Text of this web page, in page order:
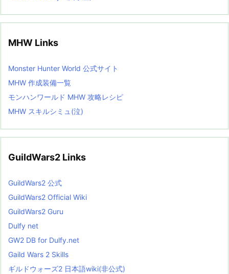
MHW Links
Monster Hunter World 公式サイト
MHW 作成装備一覧
モンハンワールド MHW 攻略レシピ
MHW スキルシミュ(泣)
GuildWars2 Links
GuildWars2 公式
GuildWars2 Official Wiki
GuildWars2 Guru
Dulfy net
GW2 DB for Dulfy.net
Gaild Wars 2 Skills
ギルドウォーズ2 日本語wiki(非公式)